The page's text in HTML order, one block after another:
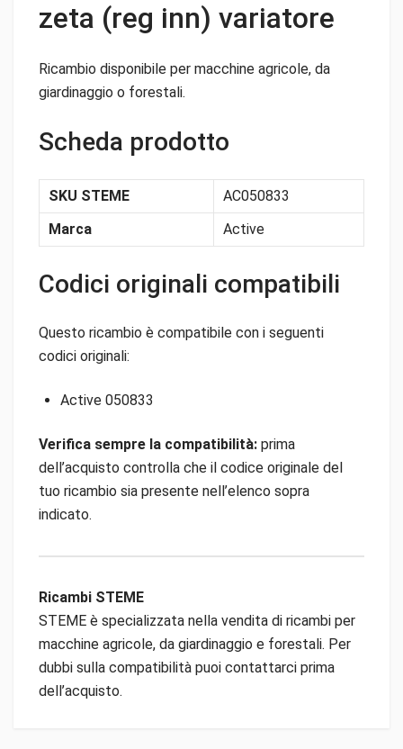
zeta (reg inn) variatore
Ricambio disponibile per macchine agricole, da
giardinaggio o forestali.
Scheda prodotto
SKU STEME
AC050833
Marca
Active
Codici originali compatibili
Questo ricambio è compatibile con i seguenti
codici originali:
Active 050833
Verifica sempre la compatibilità: prima
dell’acquisto controlla che il codice originale del
tuo ricambio sia presente nell’elenco sopra
indicato.
Ricambi STEME
STEME è specializzata nella vendita di ricambi per
macchine agricole, da giardinaggio e forestali. Per
dubbi sulla compatibilità puoi contattarci prima
dell’acquisto.